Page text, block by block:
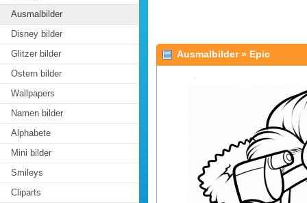
Ausmalbilder
Disney bilder
Glitzer bilder
Ostern bilder
Wallpapers
Namen bilder
Alphabete
Mini bilder
Smileys
Cliparts
Ausmalbilder» Epic